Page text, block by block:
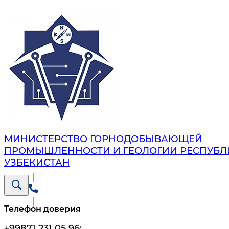
МИНИСТЕРСТВО ГОРНОДОБЫВАЮЩЕЙ
ПРОМЫШЛЕННОСТИ И ГЕОЛОГИИ
УЗБЕКИСТАН
Телефон доверия